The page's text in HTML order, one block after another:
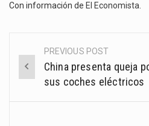
Con información de El Economista
Post
navigation
PREVIOUS POST
China presenta queja
sus coches eléctricos